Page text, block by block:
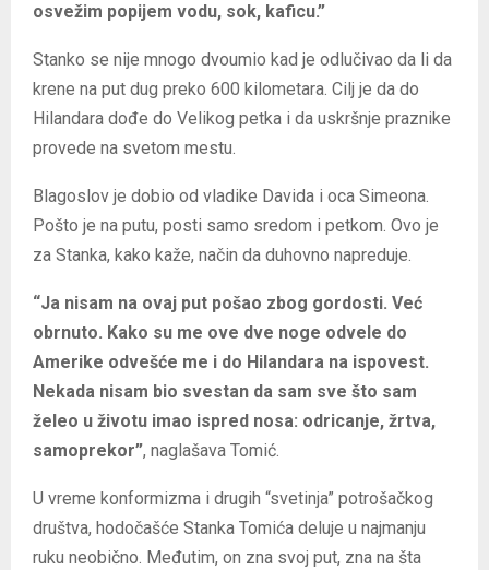
osvežim popijem vodu, sok, kaficu.”
Stanko se nije mnogo dvoumio kad je odlučivao da li da
krene na put dug preko 600 kilometara. Cilj je da do
Hilandara dođe do Velikog petka i da uskršnje praznike
provede na svetom mestu.
Blagoslov je dobio od vladike Davida i oca Simeona.
Pošto je na putu, posti samo sredom i petkom. Ovo je
za Stanka, kako kaže, način da duhovno napreduje.
“Ja nisam na ovaj put pošao zbog gordosti. Već
obrnuto. Kako su me ove dve noge odvele do
Amerike odvešće me i do Hilandara na ispovest.
Nekada nisam bio svestan da sam sve što sam
želeo u životu imao ispred nosa: odricanje, žrtva,
samoprekor”, naglašava Tomić.
U vreme konformizma i drugih “svetinja” potrošačkog
društva, hodočašće Stanka Tomića deluje u najmanju
ruku neobično. Međutim, on zna svoj put, zna na šta